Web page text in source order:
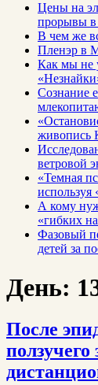
Цены на
прорывы в
В чем же
Пленэр в
Как мы не
Сознание
живопись
ветровой
«Темная
А кому
«гибких
Фазовый
детей за
День:
После